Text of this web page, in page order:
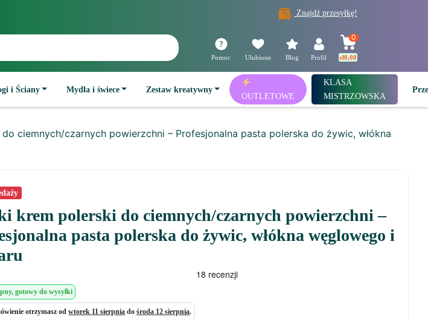
Znajdź przesyłkę!
Pomoc Ulubione Blog Profil
0
zł0,00
i Ściany Mydła i świece Zestaw kreatywny
OUTLETOWE
KLASA
MISTRZOWSKA
ciemnych/czarnych powierzchni – Profesjonalna pasta polerska do żywic, włókna
krem ​​polerski do ciemnych/czarnych powierzchni –
pasta polerska do żywic, włókna węglowego i
, gotowy do wysyłki
otrzymasz odwtorek 11 sierpnia dośroda 12 sierpnia.